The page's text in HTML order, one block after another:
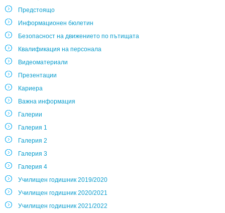
Предстоящо
Информационен бюлетин
Безопасност на движението по пътищата
Квалификация на персонала
Видеоматериали
Презентации
Кариера
Важна информация
Галерии
Галерия 1
Галерия 2
Галерия 3
Галерия 4
Училищен годишник 2019/2020
Училищен годишник 2020/2021
Училищен годишник 2021/2022